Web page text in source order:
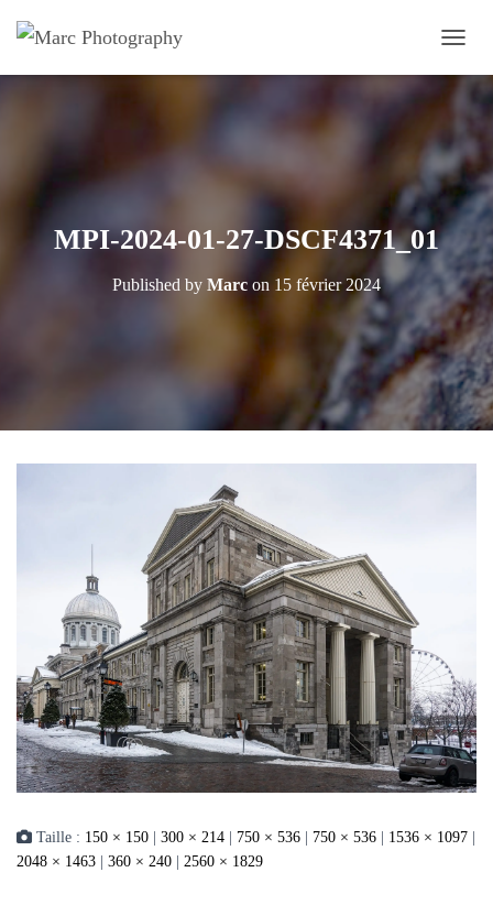
MPI-2024-01-27-DSCF4371_01
Published by Marc on 15 février 2024
Taille : 150 × 150 | 300 × 214 | 750 × 536 | 750 × 536 | 1536 × 1097 |
2048 × 1463 | 360 × 240 | 2560 × 1829